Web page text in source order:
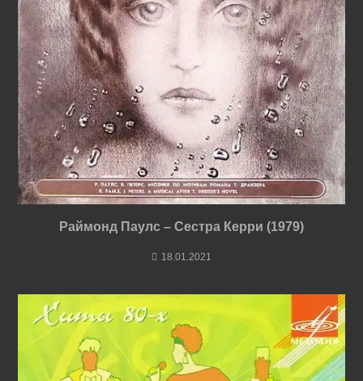
Раймонд Паулс – Сестра Керри (1979)
18.01.2021